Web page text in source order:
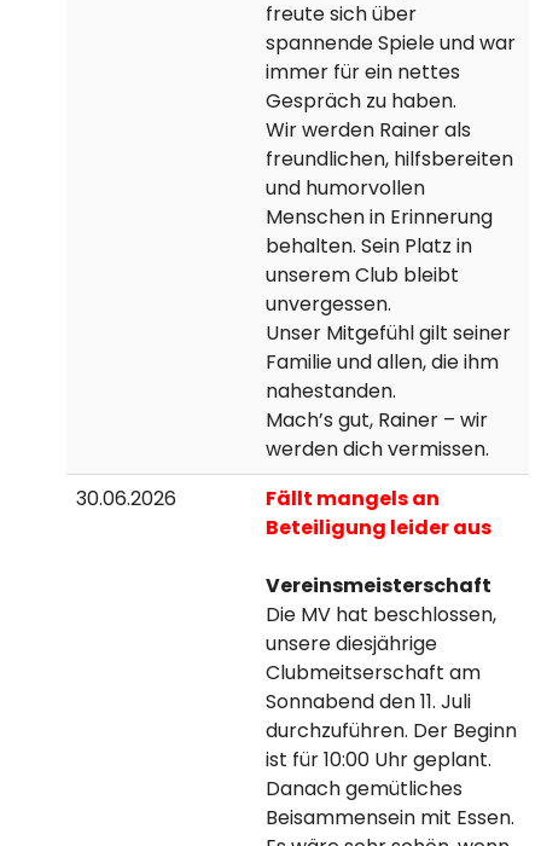
freute sich über
spannende Spiele und war
immer für ein nettes
Gespräch zu haben.
Wir werden Rainer als
freundlichen, hilfsbereiten
und humorvollen
Menschen in Erinnerung
behalten. Sein Platz in
unserem Club bleibt
unvergessen.
Unser Mitgefühl gilt seiner
Familie und allen, die ihm
nahestanden.
Mach’s gut, Rainer – wir
werden dich vermissen.
30.06.2026
Fällt mangels an
Beteiligung leider aus
Vereinsmeisterschaft
Die MV hat beschlossen,
unsere diesjährige
Clubmeitserschaft am
Sonnabend den 11. Juli
durchzuführen. Der Beginn
ist für 10:00 Uhr geplant.
Danach gemütliches
Beisammensein mit Essen.